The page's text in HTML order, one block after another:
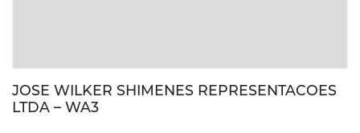
JOSE WILKER SHIMENES REPRESENTACOES
LTDA – WA3